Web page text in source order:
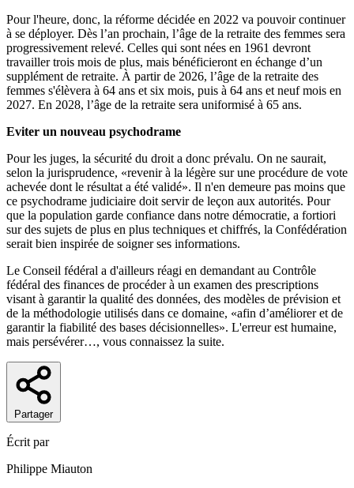
Pour l'heure, donc, la réforme décidée en 2022 va pouvoir continuer
à se déployer. Dès l’an prochain, l’âge de la retraite des femmes sera
progressivement relevé. Celles qui sont nées en 1961 devront
travailler trois mois de plus, mais bénéficieront en échange d’un
supplément de retraite. À partir de 2026, l’âge de la retraite des
femmes s'élèvera à 64 ans et six mois, puis à 64 ans et neuf mois en
2027. En 2028, l’âge de la retraite sera uniformisé à 65 ans.
Eviter un nouveau psychodrame
Pour les juges, la sécurité du droit a donc prévalu. On ne saurait,
selon la jurisprudence, «revenir à la légère sur une procédure de vote
achevée dont le résultat a été validé». Il n'en demeure pas moins que
ce psychodrame judiciaire doit servir de leçon aux autorités. Pour
que la population garde confiance dans notre démocratie, a fortiori
sur des sujets de plus en plus techniques et chiffrés, la Confédération
serait bien inspirée de soigner ses informations.
Le Conseil fédéral a d'ailleurs réagi en demandant au Contrôle
fédéral des finances de procéder à un examen des prescriptions
visant à garantir la qualité des données, des modèles de prévision et
de la méthodologie utilisés dans ce domaine, «afin d’améliorer et de
garantir la fiabilité des bases décisionnelles». L'erreur est humaine,
mais persévérer…, vous connaissez la suite.
Partager
Écrit par
Philippe Miauton